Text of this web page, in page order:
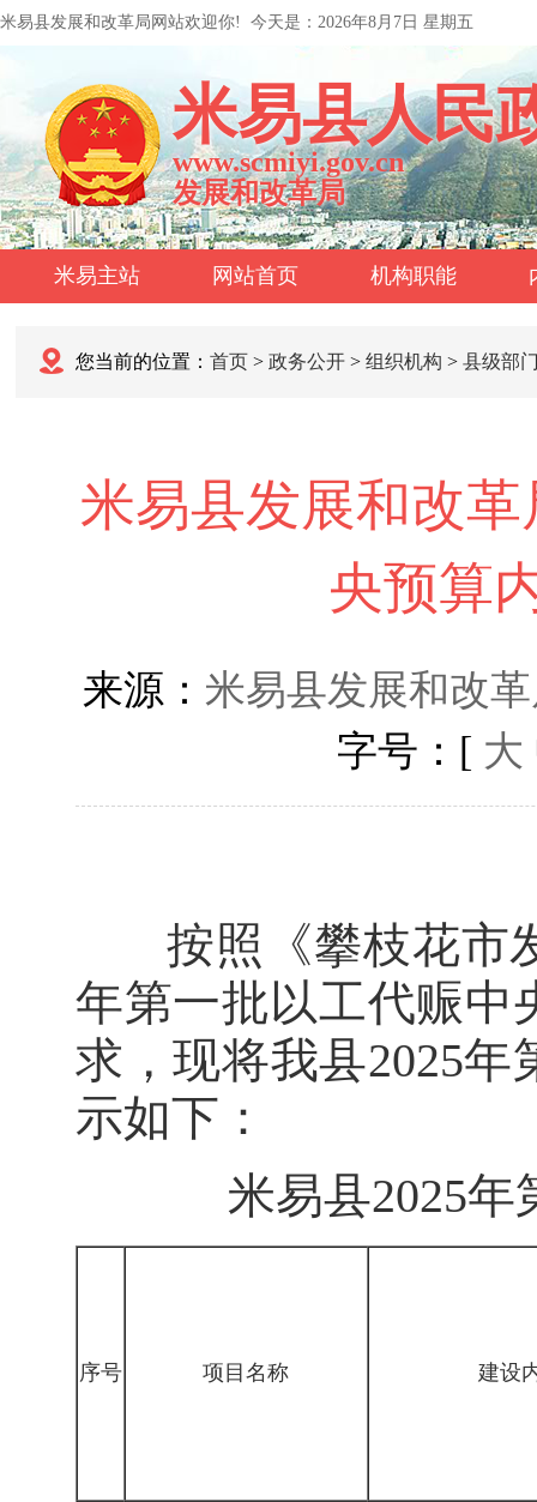
米易县发展和改革局网站欢迎你! 今天是： 2026年8月7日 星期五
米易县人民
www.scmiyi.gov.cn
发展和改革局
米易主站 网站首页 机构职能
您当前的位置： 首页 > 政务公开 > 组织机构 > 县级部
米易县发展和改
央预算
来源： 米易县发展和改
字号：[ 大
按照《攀枝花市发
年第一批以工代赈中
求，现将我县2025
示如下：
米易县2025年
序号 项目名称 建设